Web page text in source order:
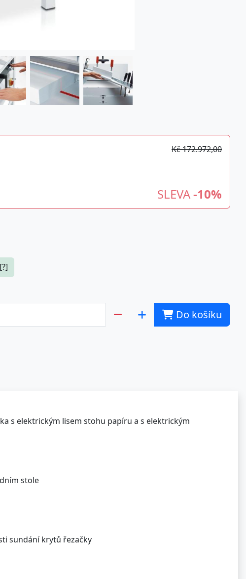
Kč 172.972,00
SLEVA -10%
Do košíku
s elektrickým lisem stohu papíru a s elektrickým
stole
sundání krytů řezačky